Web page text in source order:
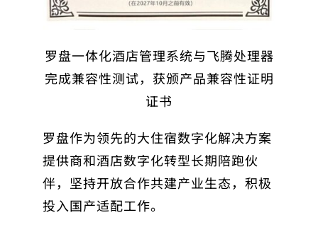
罗盘一体化酒店管理系统与飞腾处理器
完成兼容性测试，获颁产品兼容性证明
证书
罗盘作为领先的大住宿数字化解决方案
提供商和酒店数字化转型长期陪跑伙
伴，坚持开放合作共建产业生态，积极
投入国产适配工作。